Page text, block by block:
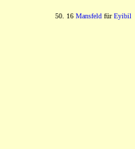
50. 16 MansfeldfürEyibil